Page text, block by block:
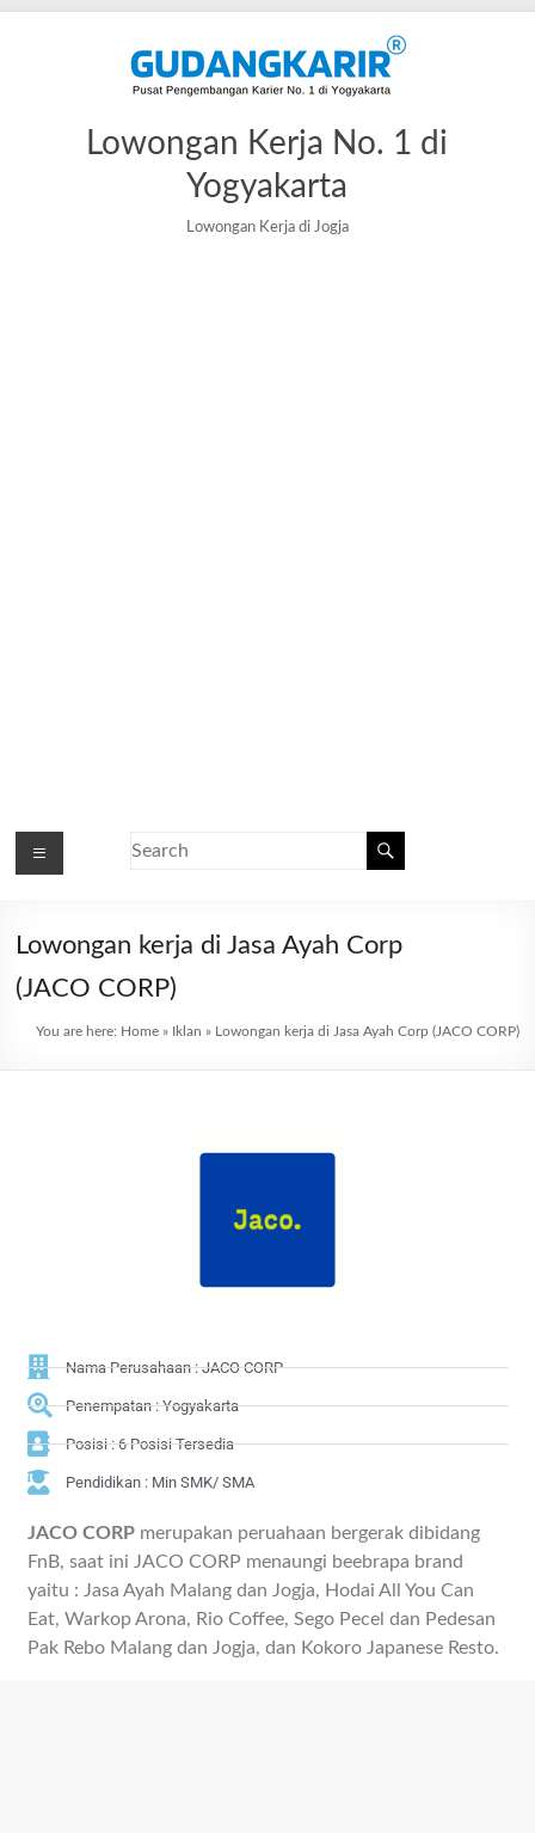
Lowongan Kerja No. 1 di
Yogyakarta
Lowongan Kerja di Jogja
Lowongan kerja di Jasa Ayah Corp
(JACO CORP)
You are here: Home» Iklan » Lowongan kerja di Jasa Ayah Corp (JACO CORP)
Nama Perusahaan : JACO CORP
Penempatan : Yogyakarta
Posisi : 6 Posisi Tersedia
Pendidikan : Min SMK/ SMA
JACO CORP merupakan peruahaan bergerak dibidang
FnB, saat ini JACO CORP menaungi beebrapa brand
yaitu : Jasa Ayah Malang dan Jogja, Hodai All You Can
Eat, Warkop Arona, Rio Coffee, Sego Pecel dan Pedesan
Pak Rebo Malang dan Jogja, dan Kokoro Japanese Resto.